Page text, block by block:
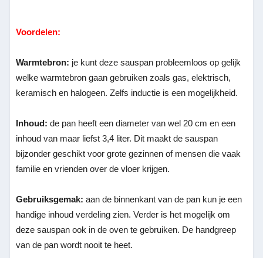
Voordelen:
Warmtebron: je kunt deze sauspan probleemloos op gelijk
welke warmtebron gaan gebruiken zoals gas, elektrisch,
keramisch en halogeen. Zelfs inductie is een mogelijkheid.
Inhoud:de pan heeft een diameter van wel 20 cm en een
inhoud van maar liefst 3,4 liter. Dit maakt de sauspan
bijzonder geschikt voor grote gezinnen of mensen die vaak
familie en vrienden over de vloer krijgen.
Gebruiksgemak:aan de binnenkant van de pan kun je een
handige inhoud verdeling zien. Verder is het mogelijk om
deze sauspan ook in de oven te gebruiken. De handgreep
van de pan wordt nooit te heet.